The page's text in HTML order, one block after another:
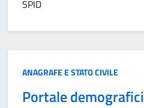
SPID
Categoria:
ANAGRAFE E STATO CIVILE
Portale demografici